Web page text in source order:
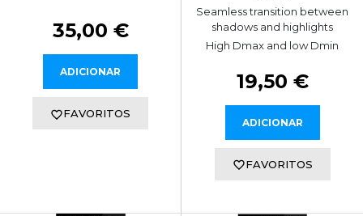
35,00 €
ADICIONAR
FAVORITOS
Seamless transition between
shadows and highlights
High Dmax and low Dmin
19,50 €
ADICIONAR
FAVORITOS